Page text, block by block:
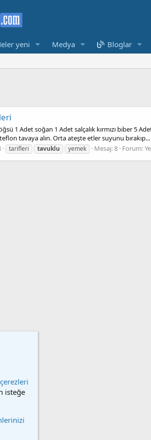
yeni Medya Bloglar
1 Adet soğan 1 Adet salçalık kırmızı biber 5
tavaya alın. Orta ateşte etler suyunu bırakıp...
tarifleri tavuklu yemek Mesaj: 8 Forum:
çerezleri
isteğe